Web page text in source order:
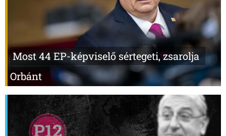
Most 44 EP-képviselő sértegeti, zsarolja
Orbánt